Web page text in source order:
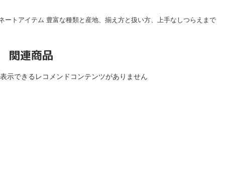
ートアイテム 豊富な種類と産地、揃え方と扱い方、上手なしつらえまで
関連商品
表示できるレコメンドコンテンツがありません